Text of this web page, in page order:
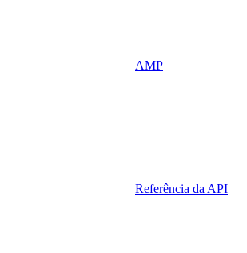
AMP
Referência da API